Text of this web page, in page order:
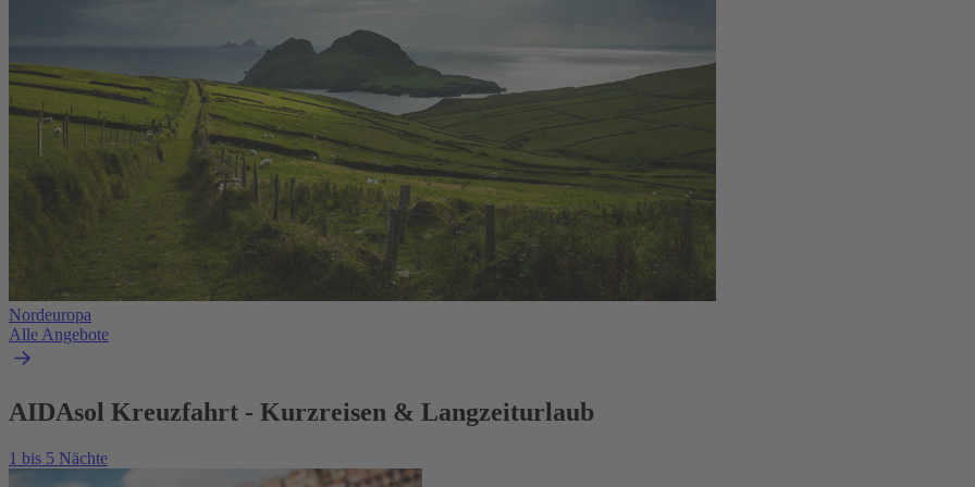
Nordeuropa
Alle Angebote
AIDAsol Kreuzfahrt - Kurzreisen & Langzeiturlaub
1 bis 5 Nächte